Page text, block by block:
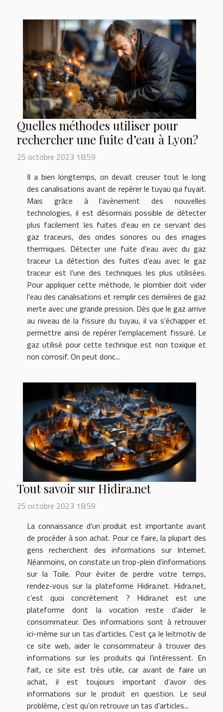
Quelles méthodes utiliser pour
rechercher une fuite d’eau à Lyon?
25 octobre 2023 18:59
Il a bien longtemps, on devait creuser tout le long
des canalisations avant de repérer le tuyau qui fuyait.
Mais grâce à l’avènement des nouvelles
technologies, il est désormais possible de détecter
plus facilement les fuites d’eau en ce servant des
gaz traceurs, des ondes sonores ou des images
thermiques. Détecter une fuite d’eau avec du gaz
traceur La détection des fuites d’eau avec le gaz
traceur est l’une des techniques les plus utilisées.
Pour appliquer cette méthode, le plombier doit vider
l’eau des canalisations et remplir ces dernières de gaz
inerte avec une grande pression. Dès que le gaz arrive
au niveau de la fissure du tuyau, il va s’échapper et
permettre ainsi de repérer l’emplacement fissuré. Le
gaz utilisé pour cette technique est non toxique et
non corrosif. On peut donc...
Tout savoir sur Hidira.net
25 octobre 2023 18:59
La connaissance d’un produit est importante avant
de procéder à son achat. Pour ce faire, la plupart des
gens recherchent des informations sur Internet.
Néanmoins, on constate un trop-plein d’informations
sur la Toile. Pour éviter de perdre votre temps,
rendez-vous sur la plateforme Hidira.net. Hidra.net,
c’est quoi concrètement ? Hidira.net est une
plateforme dont la vocation reste d’aider le
consommateur. Des informations sont à retrouver
ici-même sur un tas d’articles. C’est ça le leitmotiv de
ce site web, aider le consommateur à trouver des
informations sur les produits qui l’intéressent. En
fait, ce site est très utile, car avant de faire un
achat, il est toujours important d’avoir des
informations sur le produit en question. Le seul
problème, c’est qu’on retrouve un tas d’articles...